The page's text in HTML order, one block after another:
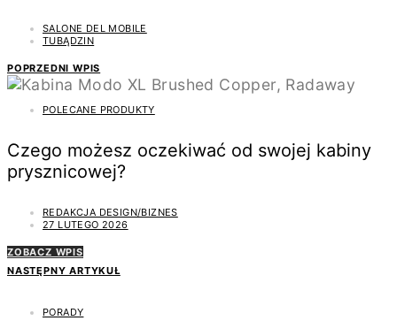
SALONE DEL MOBILE
TUBĄDZIN
POPRZEDNI WPIS
POLECANE PRODUKTY
Czego możesz oczekiwać od swojej kabiny
prysznicowej?
REDAKCJA DESIGN/BIZNES
27 LUTEGO 2026
ZOBACZ WPIS
NASTĘPNY ARTYKUŁ
PORADY